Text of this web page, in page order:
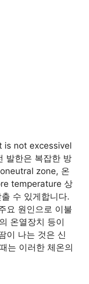
is not excessivel
발한은 복잡한 방
zone, 온
temperature 상
수 있게합니다.
요 원인으로 이불
온열장치 등이
이 나는 것은 신
는 이러한 체온의